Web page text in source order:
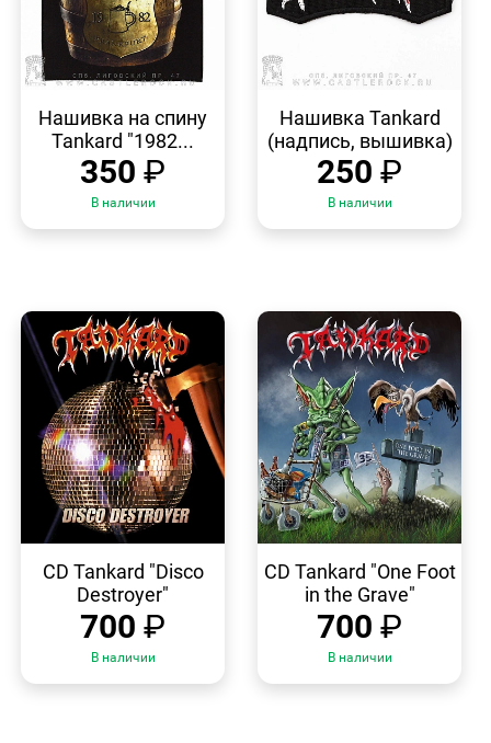
Нашивка на спину
Tankard "1982...
350 ₽
В наличии
ПРОСМОТР
Нашивка Tankard
(надпись, вышивка)
250 ₽
В наличии
ПРОСМОТР
CD Tankard "Disco
Destroyer"
700 ₽
В наличии
ПРОСМОТР
CD Tankard "One Foot
in the Grave"
700 ₽
В наличии